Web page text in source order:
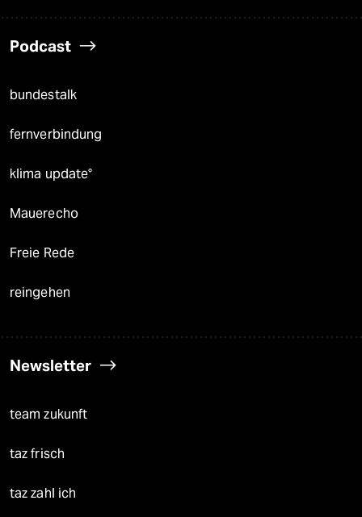
Podcast
bundestalk
fernverbindung
klima update°
Mauerecho
Freie Rede
reingehen
Newsletter
team zukunft
taz frisch
taz zahl ich